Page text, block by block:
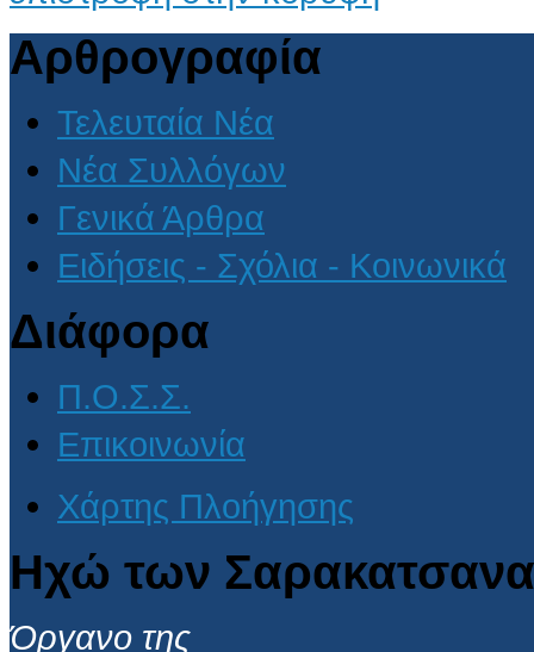
Αρθρογραφία
Τελευταία Νέα
Νέα Συλλόγων
Γενικά Άρθρα
Ειδήσεις - Σχόλια - Κοινωνικά
Διάφορα
Π.Ο.Σ.Σ.
Επικοινωνία
Χάρτης Πλοήγησης
Ηχώ των
Όργανο της